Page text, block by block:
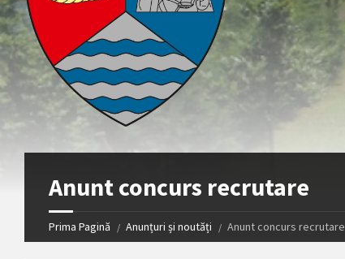
Anunt concurs recrutare
Prima Pagină Anunțuri și noutăți Anunt concurs recrutare